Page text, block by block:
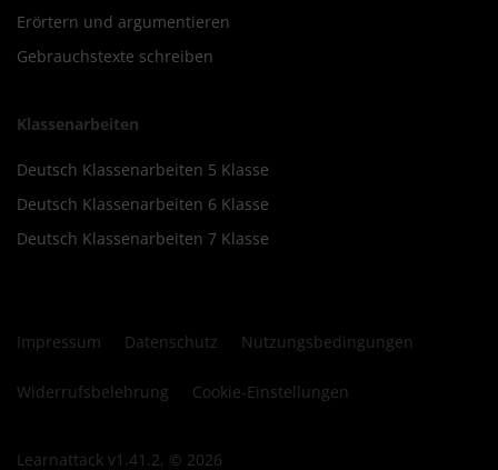
Erörtern und argumentieren
Gebrauchstexte schreiben
Klassenarbeiten
Deutsch Klassenarbeiten 5 Klasse
Deutsch Klassenarbeiten 6 Klasse
Deutsch Klassenarbeiten 7 Klasse
Impressum Datenschutz Nutzungsbedingungen
Widerrufsbelehrung Cookie-Einstellungen
Learnattack v1.41.2, © 2026